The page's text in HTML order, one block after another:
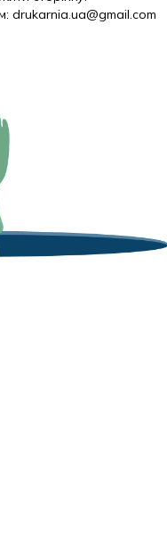
drukarnia.ua@gmail.com